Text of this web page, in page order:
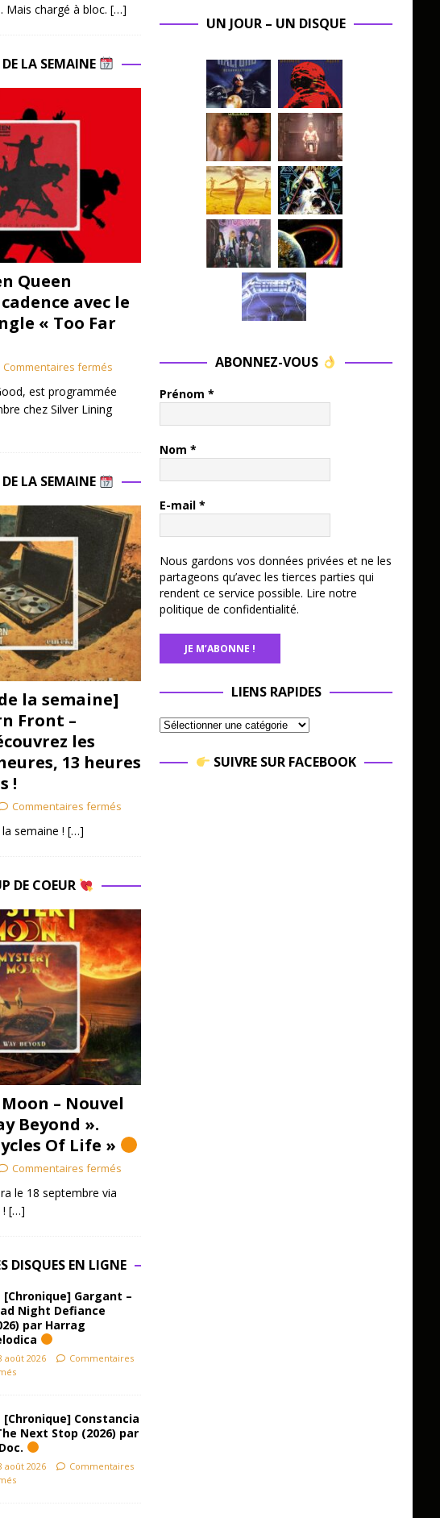
Mais chargé à bloc. […]
LA SEMAINE
Queen
avec le
« Too Far
Commentaires fermés
est programmée
chez Silver Lining
LA SEMAINE
la semaine]
Front –
les
13 heures
!
Commentaires fermés
semaine ! […]
DE COEUR
– Nouvel
Beyond ».
Of Life »
Commentaires fermés
le 18 septembre via
[…]
DISQUES EN LIGNE
[Chronique] Gargant –
Night Defiance
par Harrag
août 2026
Commentaires
[Chronique] Constancia
Next Stop (2026) par
août 2026
Commentaires
UN JOUR – UN DISQUE
ABONNEZ-VOUS
Prénom *
Nom *
E-mail *
Nous gardons vos données privées et ne les
partageons qu’avec les tierces parties qui
rendent ce service possible. Lire notre
politique de confidentialité.
LIENS RAPIDES
SUIVRE SUR FACEBOOK